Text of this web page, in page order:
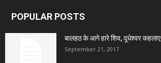
POPULAR POSTS
बालहठ के आगे हारे शिव, दूधेश्वर कहलाए
September 21, 2017